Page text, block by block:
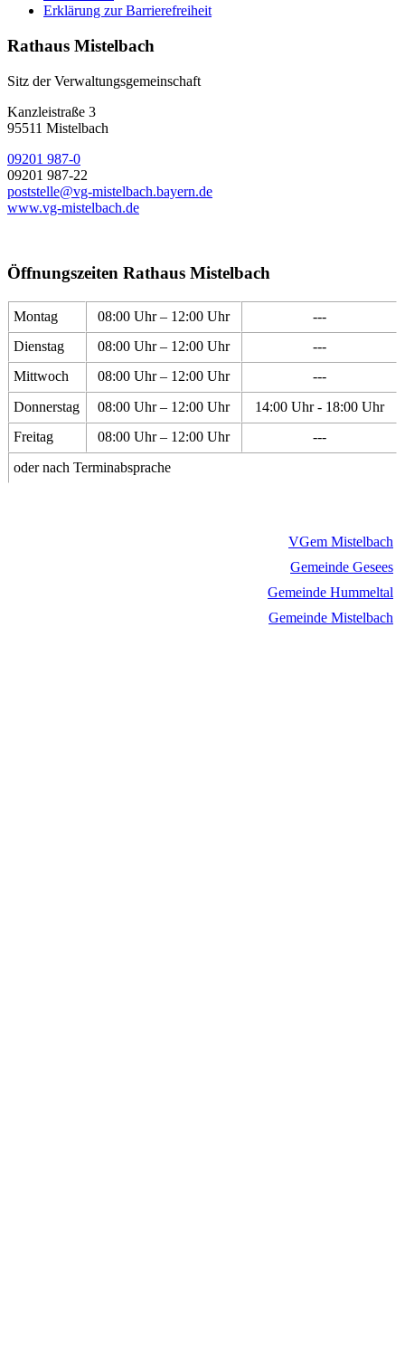
Erklärung zur Barrierefreiheit
Rathaus Mistelbach
Sitz der Verwaltungsgemeinschaft
Kanzleistraße 3
95511 Mistelbach
09201 987-0
09201 987-22
poststelle@vg-mistelbach.bayern.de
www.vg-mistelbach.de
Öffnungszeiten Rathaus Mistelbach
Montag 08:00 Uhr – 12:00 Uhr
---
Dienstag
08:00 Uhr – 12:00 Uhr
---
Mittwoch
08:00 Uhr – 12:00 Uhr
---
Donnerstag
08:00 Uhr – 12:00 Uhr
14:00 Uhr - 18:00 Uhr
Freitag
08:00 Uhr – 12:00 Uhr
---
oder nach Terminabsprache
VGem Mistelbach
Gemeinde Gesees
Gemeinde Hummeltal
Gemeinde Mistelbach